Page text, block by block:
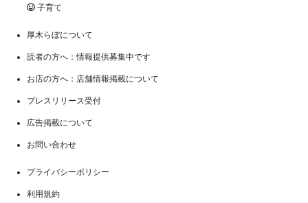
子育て
厚木らぼについて
読者の方へ：情報提供募集中です
お店の方へ：店舗情報掲載について
プレスリリース受付
広告掲載について
お問い合わせ
プライバシーポリシー
利用規約